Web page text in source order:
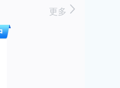
更多